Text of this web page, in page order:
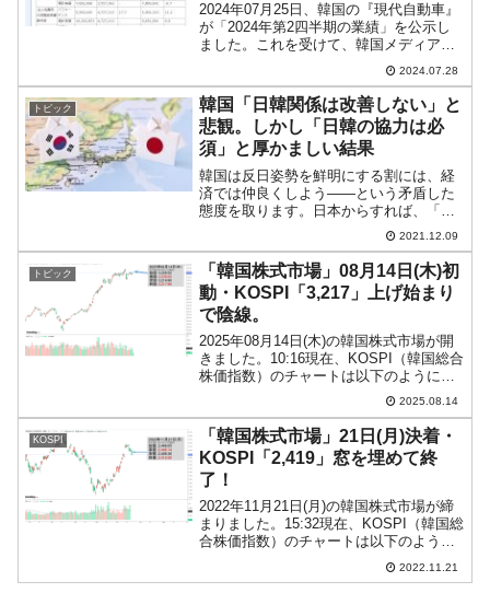
2024年07月25日、韓国の『現代自動車』
が「2024年第2四半期の業績」を公示し
ました。これを受けて、韓国メディアが
一斉にアーニングサプライズだと喜びの
記事を出しています。まず、公示された
業績は以下です。2024年第2四半期売上
高；45...
2024.07.28
トピック
韓国「日韓関係は改善しない」と
悲観。しかし「日韓の協力は必
須」と厚かましい結果
韓国は反日姿勢を鮮明にする割には、経
済では仲良くしよう――という矛盾した
態度を取ります。日本からすれば、「な
ぜそれが両立すると思うのか」が非常に
不思議ですが、韓国では「用日」などと
いう言葉がまかり通っています。現在、
日韓関係は最悪と呼ばれて...
2021.12.09
トピック
「韓国株式市場」08月14日(木)初
動・KOSPI「3,217」上げ始まり
で陰線。
2025年08月14日(木)の韓国株式市場が開
きました。10:16現在、KOSPI（韓国総合
株価指数）のチャートは以下のようにな
『Investing.com』より引用）。上げて始
まりましたが現在のところ陰線。
KOSPI...
2025.08.14
KOSPI
「韓国株式市場」21日(月)決着・
KOSPI「2,419」窓を埋めて終
了！
2022年11月21日(月)の韓国株式市場が締
まりました。15:32現在、KOSPI（韓国総
合株価指数）のチャートは以下のように
『Investing.com』より引用）。KOSPIは
2022.11.21